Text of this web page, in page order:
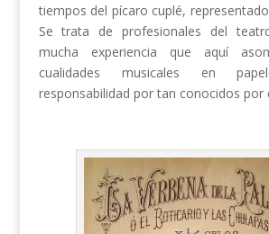
tiempos del pícaro cuplé,
Se trata de profesionales del
mucha experiencia que aquí
cualidades musicales en
responsabilidad por tan conocidos por